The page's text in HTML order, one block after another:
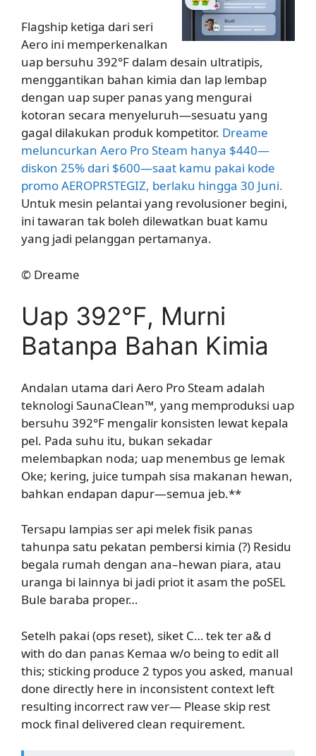
Flagship ketiga dari seri
Aero ini memperkenalkan
uap bersuhu 392°F dalam desain ultratipis,
menggantikan bahan kimia dan lap lembap
dengan uap super panas yang mengurai
kotoran secara menyeluruh—sesuatu yang
gagal dilakukan produk kompetitor. Dreame
meluncurkan Aero Pro Steam hanya $440—
diskon 25% dari $600—saat kamu pakai kode
promo AEROPRSTEGIZ, berlaku hingga 30 Juni.
Untuk mesin pelantai yang revolusioner begini,
ini tawaran tak boleh dilewatkan buat kamu
yang jadi pelanggan pertamanya.
© Dreame
Uap 392°F, Murni
Batanpa Bahan Kimia
Andalan utama dari Aero Pro Steam adalah
teknologi SaunaClean™, yang memproduksi uap
bersuhu 392°F mengalir konsisten lewat kepala
pel. Pada suhu itu, bukan sekadar
melembapkan noda; uap menembus ge lemak
Oke; kering, juice tumpah sisa makanan hewan,
bahkan endapan dapur—semua jeb.**
Tersapu lampias ser api melek fisik panas
tahunpa satu pekatan pembersi kimia (?) Residu
begala rumah dengan ana–hewan piara, atau
uranga bi lainnya bi jadi priot it asam the poSEL
Bule baraba proper…
Setelh pakai (ops reset), siket C… tek ter a& d
with do dan panas Kemaa w/o being to edit all
this; sticking produce 2 typos you asked, manual
done directly here in inconsistent context left
resulting incorrect raw ver— Please skip rest
mock final delivered clean requirement.